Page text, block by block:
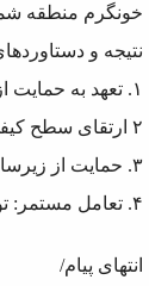
خونگرم منطقه
‌نتیجه و
۱. تعهد به حمایت از رسانه: بررسی امکان استقرار شعبه خانه مطبوعات در کازرون.
۲ ارتقای سطح کیفی: برنامه‌ریزی برای برگزاری دوره‌های آموزشی تخصصی برای خبرنگاران منطقه.
۳. حمایت از زیرساخت‌ها: تاکید بر پیگیری ساخت مدرسه هنر و حفظ اماکن فرهنگی مانند سینما پیام.
۴. تعامل مستمر: توافق بر برگزاری نشست‌های دوره‌ای برای شنیدن دغدغه‌های فرهنگی و رسانه‌ای.
انتهای پیام/